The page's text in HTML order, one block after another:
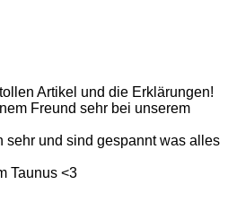
Artikel und die Erklärungen!
Freund sehr bei unserem
sehr und sind gespannt was alles
Taunus <3